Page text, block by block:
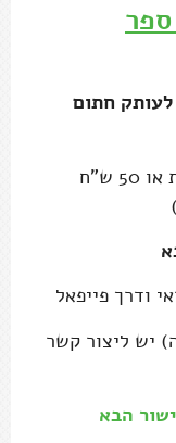
לעותק חתום
30 ש"ח דמי לנקודת איסוף ליד הבית או 50 ש"ח
ומעלה) יש ליצור קשר
הבא